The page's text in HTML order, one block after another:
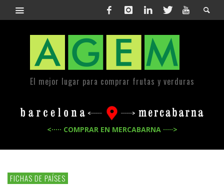
El mejor lugar para comprar frutas y verduras
<····· COMPRAR EN MERCABARNA ·····>
FICHAS DE PAÍSES